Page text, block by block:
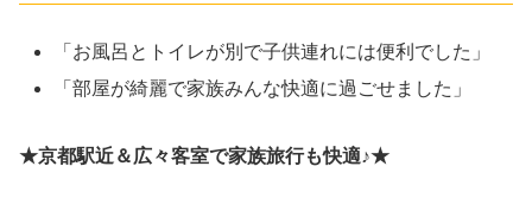
「お風呂とトイレが別で子供連れには便利でした」
「部屋が綺麗で家族みんな快適に過ごせました」
★京都駅近＆広々客室で家族旅行も快適♪★